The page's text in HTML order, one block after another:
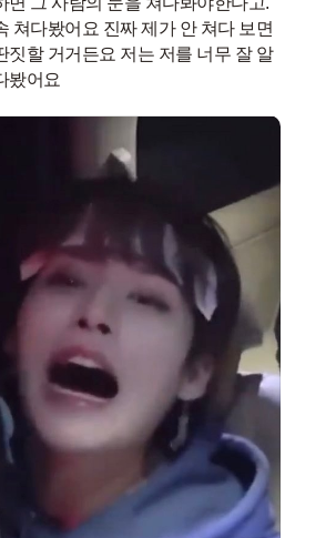
쳐다봤어요 진짜 제가 안 쳐다 보면
짓할 거거든요 저는 저를 너무 잘 알